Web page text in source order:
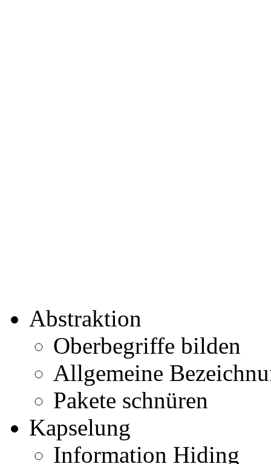
Abstraktion
Oberbegriffe bilden
Allgemeine
Pakete schnüren
Kapselung
Information Hiding